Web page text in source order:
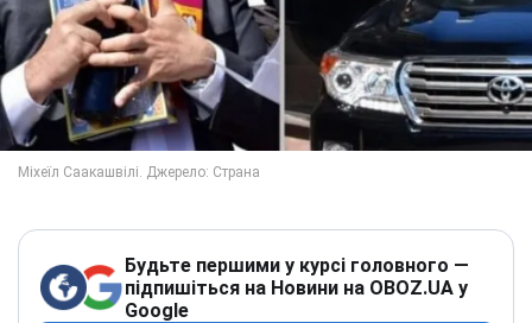
Будьте першими у курсі головного —
підпишіться на Новини на OBOZ.UA у
Google